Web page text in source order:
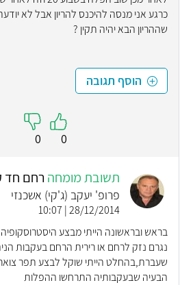
כרגע אני מנסה להיכנס להריון אבל לא
שההריון הבא יהיה תקין ?
הוסף תגובה
0
0
תשובת מומחה רחם חד
פרופ' יעקב (ג'קי) אשכנזי
28/12/2014 | 10:07
בראש ובראשונה הייתי מבצע
נגרם נזק לרחם או רירית הרחם בעקבות
שעברת,בהחלט הייתי שוקל לבצע תפר
הבעיה שבעקבותיה התרחשו ההפלות